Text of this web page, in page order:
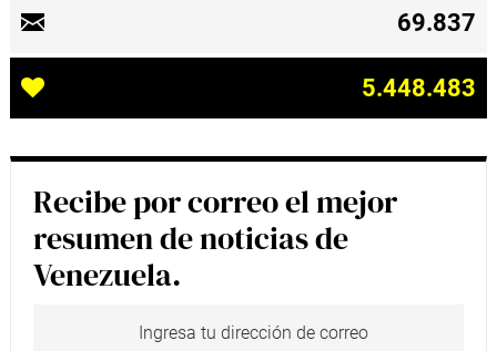
69.837
5.448.483
Recibe por correo el mejor
resumen de noticias de
Venezuela.